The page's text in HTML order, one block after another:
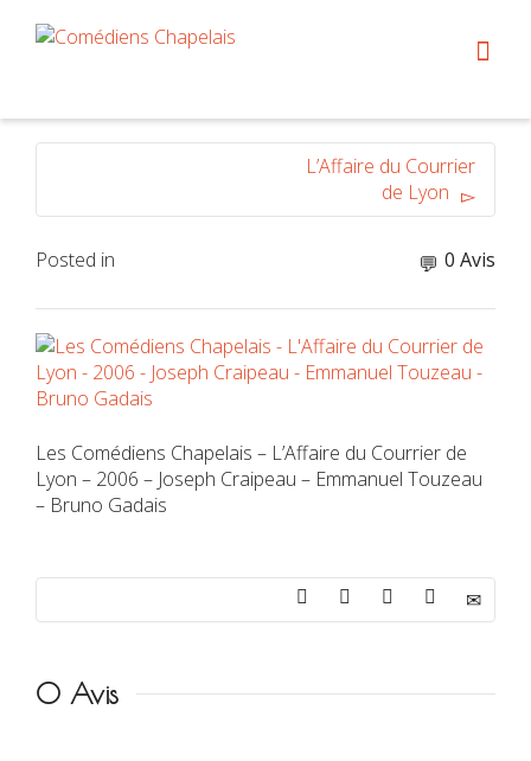
L’Affaire du Courrier
de Lyon
Posted in 0 Avis
Les Comédiens Chapelais – L’Affaire du Courrier de
Lyon – 2006 – Joseph Craipeau – Emmanuel Touzeau
– Bruno Gadais
0 Avis